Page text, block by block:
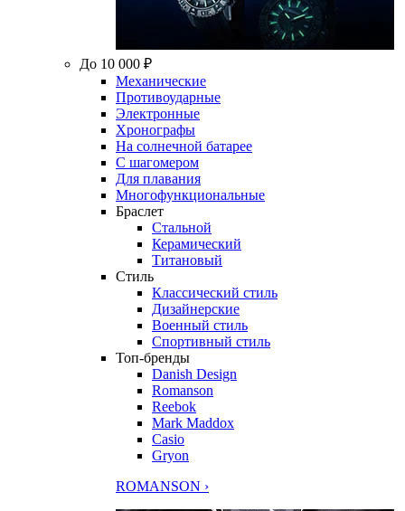
До 10 000 ₽
Механические
Противоударные
Электронные
Хронографы
На солнечной батарее
С шагомером
Для плавания
Многофункциональные
Браслет
Стальной
Керамический
Титановый
Стиль
Классический стиль
Дизайнерские
Военный стиль
Спортивный стиль
Топ-бренды
Danish Design
Romanson
Reebok
Mark Maddox
Casio
Gryon
ROMANSON ›